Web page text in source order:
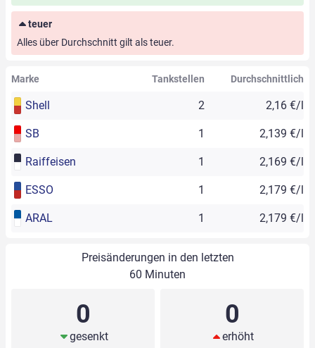
teuer
Alles über Durchschnitt gilt als teuer.
Marke Tankstellen Durchschnittlich
Shell 2 2,16 €/l
SB 1 2,139 €/l
Raiffeisen 1 2,169 €/l
ESSO 1 2,179 €/l
ARAL 1 2,179 €/l
Preisänderungen in den letzten
60 Minuten
0
gesenkt
0
erhöht